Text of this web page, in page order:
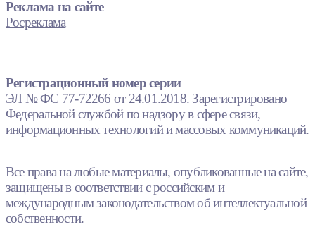
Реклама на сайте
Росреклама
Регистрационный номер серии
ЭЛ № ФС 77-72266 от 24.01.2018. Зарегистрировано
Федеральной службой по надзору в сфере связи,
информационных технологий и массовых коммуникаций.
Все права на любые материалы, опубликованные на сайте,
защищены в соответствии с российским и
международным законодательством об интеллектуальной
собственности.